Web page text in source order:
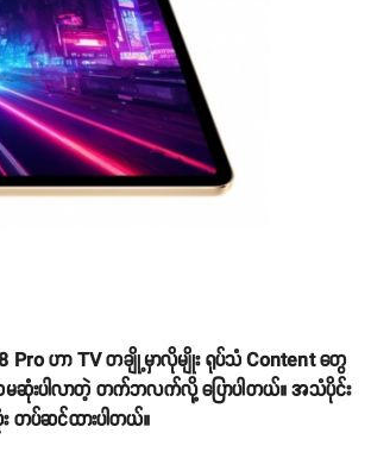
ဟာ TV တချို့မှာလိုမျိုး ရုပ်သံ Content တွေ
ဆုံးပါလာတဲ့ တက်ဘလက်လို့ ပြောပါတယ်။ အသံပိုင်း
ပ်ဆင်ထားပါတယ်။